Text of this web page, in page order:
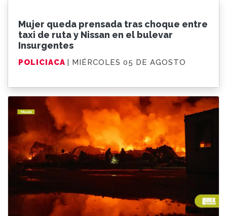
Mujer queda prensada tras choque entre
taxi de ruta y Nissan en el bulevar
Insurgentes
POLICIACA | MIÉRCOLES 05 DE AGOSTO